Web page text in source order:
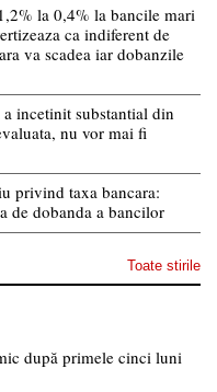
la 0,4% la bancile mari
ca indiferent de
va scadea iar dobanzile
incetinit substantial din
nu vor mai fi
privind taxa bancara:
de dobanda a bancilor
Toate stirile
după primele cinci luni